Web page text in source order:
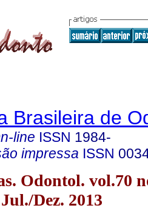
Brasileira de
line ISSN 1984-
impressa ISSN
Odontol. vol.70
Dez. 2013